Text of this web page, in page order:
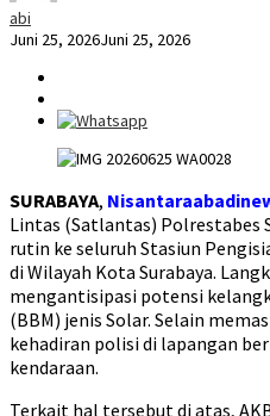
abi
Juni 25, 2026Juni 25, 2026
SURABAYA,
Lintas (Satlantas) Polrestabes
rutin ke seluruh Stasiun
di Wilayah Kota Surabaya.
mengantisipasi potensi
(BBM) jenis Solar. Selain
kehadiran polisi di lapangan
kendaraan.
Terkait hal tersebut di atas,